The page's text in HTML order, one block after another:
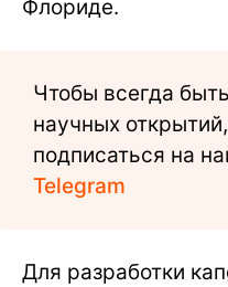
Флориде.
Чтобы всегда
научных
подписаться на
Telegram
Для разработки